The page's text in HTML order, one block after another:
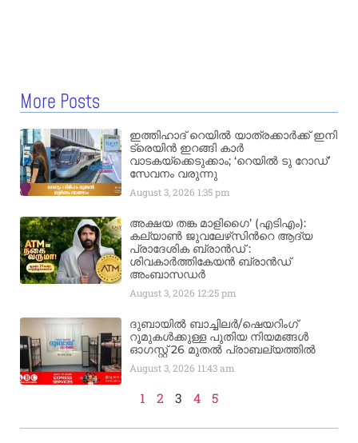
More Posts
ഇത്തിഹാദ് റെയിൽ യാത്രക്കാർക്ക് ഇനി
ട്രെയിൻ ഇറങ്ങി കാർ
വാടകയ്‌ക്കെടുക്കാം; ‘റെയിൽ ടു റോഡ്’
സേവനം വരുന്നു
August 3, 2026 1:35 pm
അക്ഷയ തങ്ക മാളിഗൈ’ (എടിഎം):
കല്യാണ്‍ ജുവലേഴ്‌സിന്‍റെ ആദ്യ
പ്രാദേശിക ബ്രാന്‍ഡ് :
ശിവകാര്‍ത്തികേയന്‍ ബ്രാന്‍ഡ്
അംബാസഡര്‍
August 3, 2026 12:25 pm
ദുബായിൽ ബാച്ചിലർ/ഷെയറിംഗ്
റൂമുകൾക്കുള്ള പുതിയ നിയമങ്ങൾ
ഓഗസ്റ്റ് 26 മുതൽ പ്രാബല്യത്തിൽ
August 3, 2026 11:43 am
1 2 3 4 5